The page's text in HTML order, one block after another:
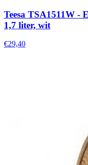
Teesa TSA1511W -
1,7 liter, wit
€29,40